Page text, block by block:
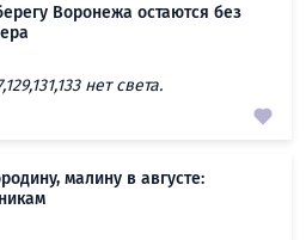
Воронежа остаются без
нет света.
малину в августе: